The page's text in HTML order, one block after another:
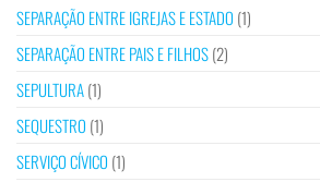
SEPARAÇÃO ENTRE IGREJAS E ESTADO (1)
SEPARAÇÃO ENTRE PAIS E FILHOS(2)
SEPULTURA(1)
SEQUESTRO (1)
SERVIÇO CÍVICO (1)